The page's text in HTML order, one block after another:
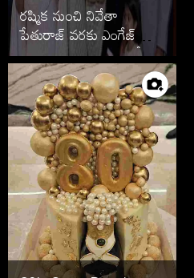
రష్మిక నుంచి నివేతా
పేతురాజ్ వరకు ఎంగేజ్
మెంట్ తరువాత పెళ్లి ఆపేసిన
స్టార్స్ వీరే